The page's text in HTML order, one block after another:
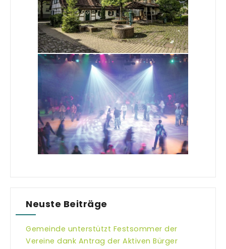
Neuste Beiträge
Gemeinde unterstützt Festsommer der
Vereine dank Antrag der Aktiven Bürger